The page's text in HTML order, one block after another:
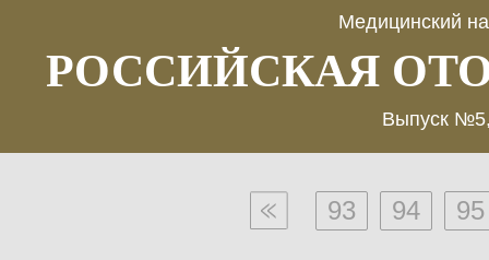
Медицинский
РОССИЙСКАЯ
Выпуск
93 94 95